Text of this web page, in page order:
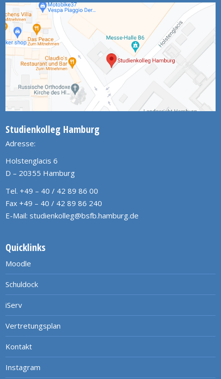
Studienkolleg Hamburg
Adresse:
Holstenglacis 6
D – 20355 Hamburg
Tel. +49 – 40 / 42 89 86 00
Fax +49 – 40 / 42 89 86 240
E-Mail: studienkolleg@bsfb.hamburg.de
Quicklinks
Moodle
Schuldock
iServ
Vertretungsplan
Kontakt
Instagram